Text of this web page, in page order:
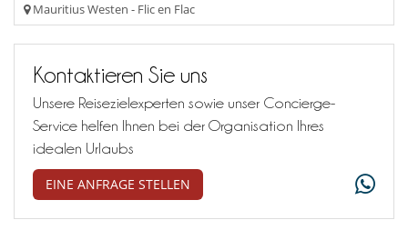
Mauritius Westen - Flic en Flac
Kontaktieren Sie uns
Unsere Reisezielexperten sowie unser Concierge-
Service helfen Ihnen bei der Organisation Ihres
idealen Urlaubs
EINE ANFRAGE STELLEN